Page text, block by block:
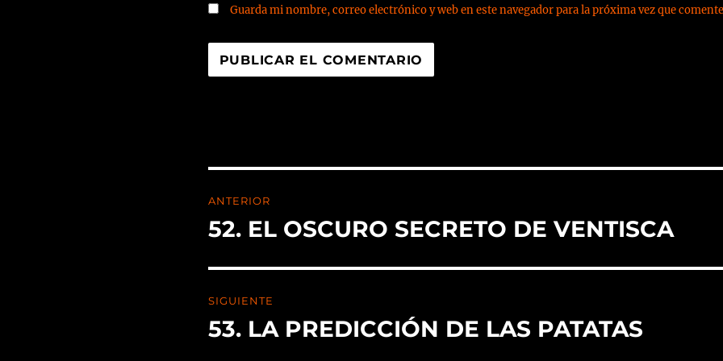
Guarda mi nombre, correo electrónico y web en este navegador para la próxima vez que
ANTERIOR
52. EL OSCURO SECRETO DE VENTISCA
SIGUIENTE
53. LA PREDICCIÓN DE LAS PATATAS